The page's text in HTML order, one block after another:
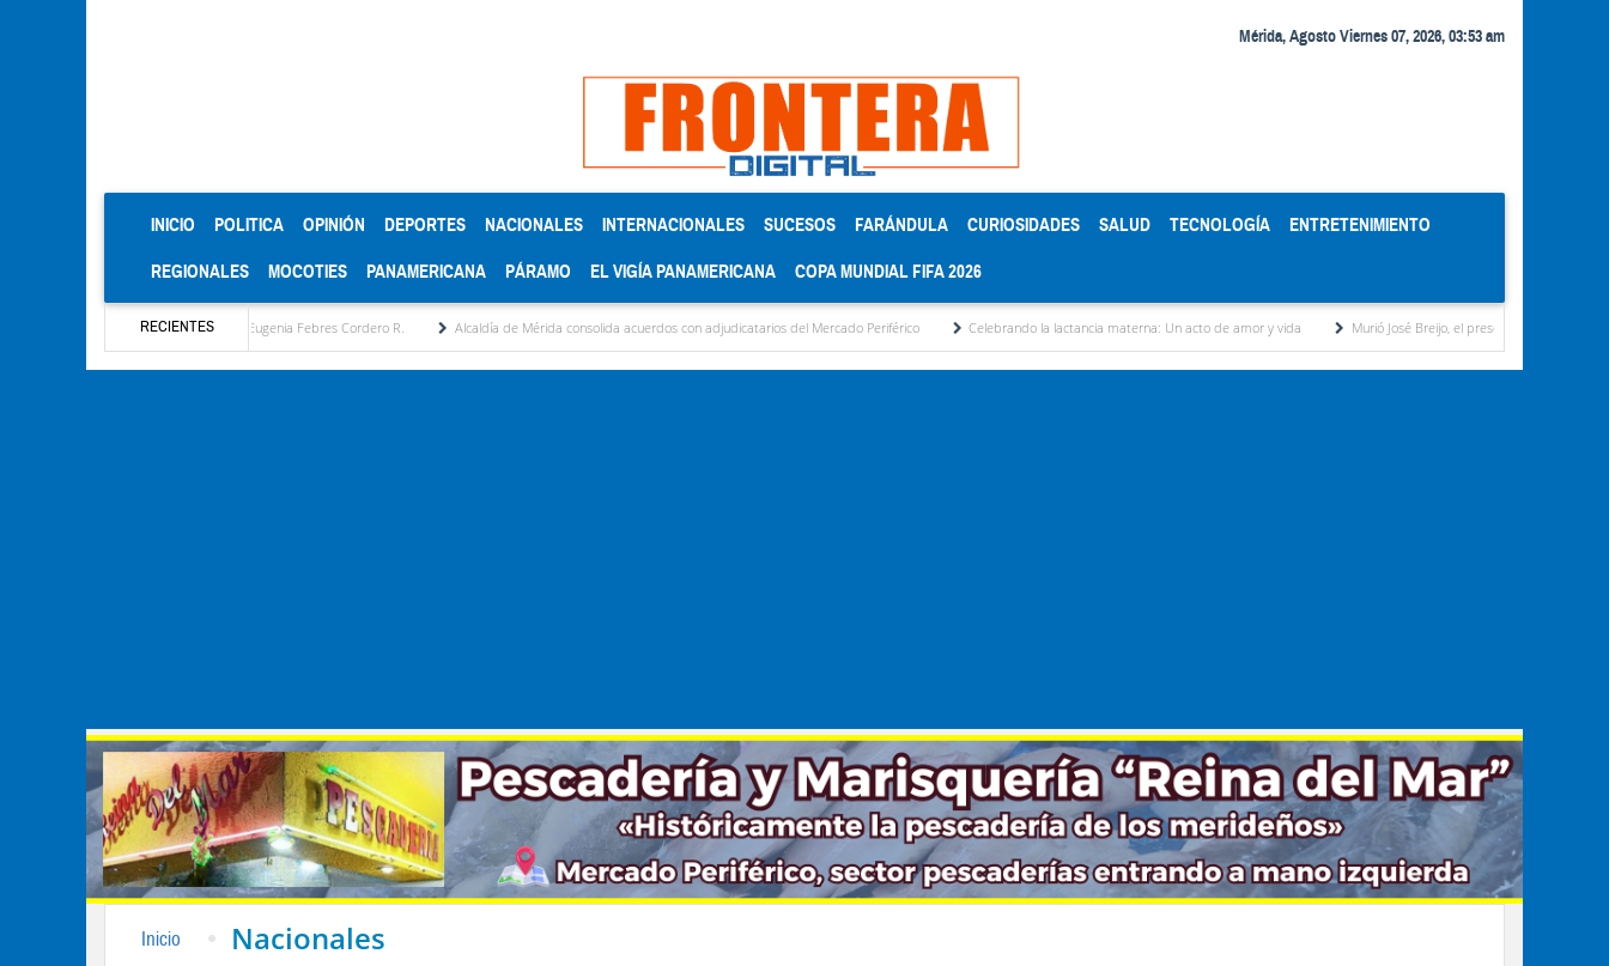
Mérida, Agosto Viernes 07, 2026, 03:53 am
INICIO (CURRENT)
POLITICA OPINIÓN DEPORTES NACIONALES INTERNACIONALES SUCESOS FARÁNDULA CURIOSIDADES SALUD TECNOLOGÍA ENTRETENIMIENTO
REGIONALES MOCOTIES PANAMERICANA PÁRAMO EL VIGÍA PANAMERICANA COPA MUNDIAL FIFA 2026
RECIENTES
estratégica por María Eugenia Febres Cordero R. Alcaldía de Mérida consolida acuerdos con adjudicatarios del Mercado Periférico Celebrando la lactancia materna: Un acto de amor y vida Murió José Breijo, el preso político uruguayo-
Inicio Nacionales